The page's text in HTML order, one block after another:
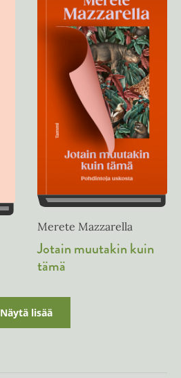
Merete Mazzarella
Jotain muutakin kuin
tämä
Näytä lisää